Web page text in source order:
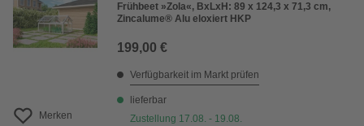
Merken
Frühbeet »Zola«, BxLxH: 89 x 124,3 x 71,3 cm,
Zincalume® Alu eloxiert HKP
199,00 €
Verfügbarkeit im Markt prüfen
lieferbar
Zustellung 17.08. - 19.08.